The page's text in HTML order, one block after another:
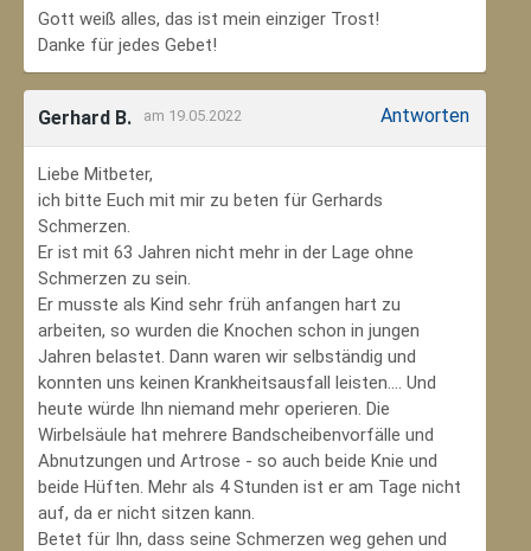
Gott weiß alles, das ist mein einziger Trost!
Danke für jedes Gebet!
Gerhard B. am 19.05.2022 Antworten
Liebe Mitbeter,
ich bitte Euch mit mir zu beten für Gerhards
Schmerzen.
Er ist mit 63 Jahren nicht mehr in der Lage ohne
Schmerzen zu sein.
Er musste als Kind sehr früh anfangen hart zu
arbeiten, so wurden die Knochen schon in jungen
Jahren belastet. Dann waren wir selbständig und
konnten uns keinen Krankheitsausfall leisten.... Und
heute würde Ihn niemand mehr operieren. Die
Wirbelsäule hat mehrere Bandscheibenvorfälle und
Abnutzungen und Artrose - so auch beide Knie und
beide Hüften. Mehr als 4 Stunden ist er am Tage nicht
auf, da er nicht sitzen kann.
Betet für Ihn, dass seine Schmerzen weg gehen und